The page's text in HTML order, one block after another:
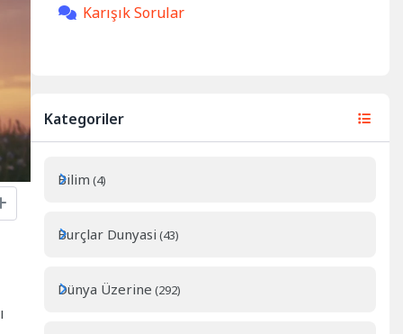
Karışık Sorular
Kategoriler
Bilim (4)
Burçlar Dunyasi (43)
Dünya Üzerine (292)